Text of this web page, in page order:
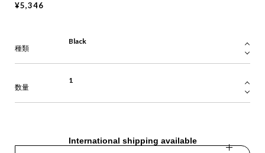
¥5,346
種類
数量
International shipping available